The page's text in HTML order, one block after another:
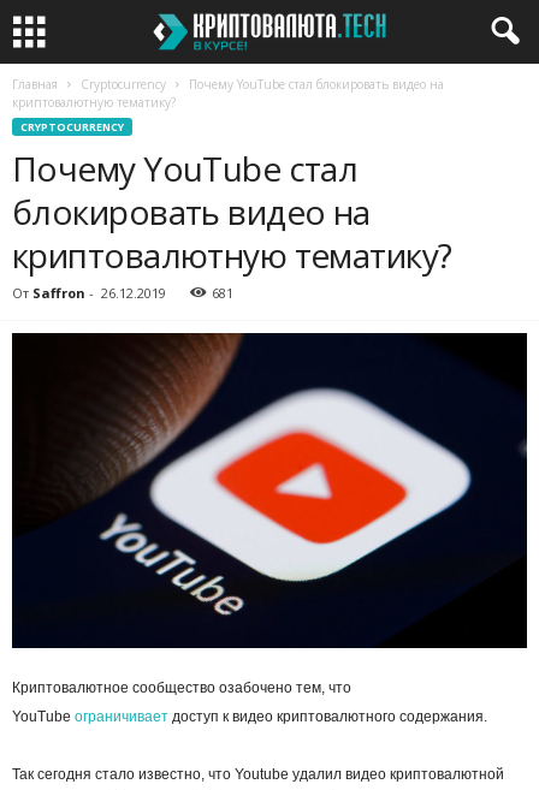
Главная Cryptocurrency
Почему YouTube стал блокировать видео на
криптовалютную тематику?
CRYPTOCURRENCY
Почему YouTube стал
блокировать видео на
криптовалютную тематику?
От Saffron - 26.12.2019 681
Криптовалютное сообщество озабочено тем, что
YouTube ограничивает доступ к видео криптовалютного содержания.
Так сегодня стало известно, что Youtube удалил видео криптовалютной